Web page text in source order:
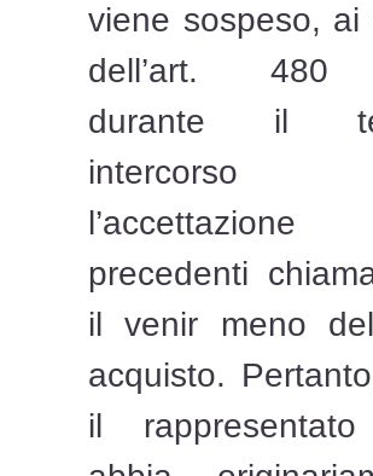
viene sospeso, ai
dell’art. 480
durante il
intercorso
precedenti
il venir meno
acquisto.
il